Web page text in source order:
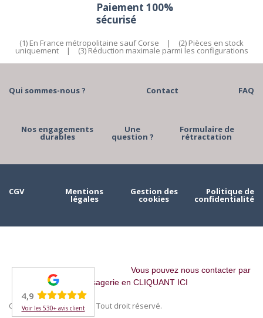
Paiement 100%
sécurisé
(1) En France métropolitaine sauf Corse | (2) Pièces en stock
uniquement | (3) Réduction maximale parmi les configurations
Qui sommes-nous ? Contact FAQ
Nos engagements
durables
Une
question ?
Formulaire de
rétractation
CGV Mentions
légales
Gestion des
cookies
Politique de
confidentialité
Vous pouvez nous contacter par
messagerie en CLIQUANT ICI
Copyright © 2023 MAAH. Tout droit réservé.
4,9
Voir les 530+ avis client